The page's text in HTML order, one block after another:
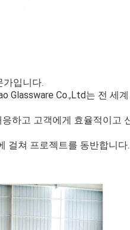
가입니다.
Glassware Co.,Ltd는 전 세
하고 고객에게 효율적이고
걸쳐 프로젝트를 동반합니